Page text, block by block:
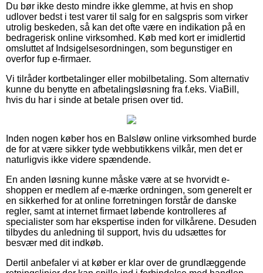
Du bør ikke desto mindre ikke glemme, at hvis en shop
udlover bedst i test varer til salg for en salgspris som virker
utrolig beskeden, så kan det ofte være en indikation på en
bedragerisk online virksomhed. Køb med kort er imidlertid
omsluttet af Indsigelsesordningen, som begunstiger en
overfor fup e-firmaer.
Vi tilråder kortbetalinger eller mobilbetaling. Som alternativ
kunne du benytte en afbetalingsløsning fra f.eks. ViaBill,
hvis du har i sinde at betale prisen over tid.
Inden nogen køber hos en Balsløw online virksomhed burde
de for at være sikker tyde webbutikkens vilkår, men det er
naturligvis ikke videre spændende.
En anden løsning kunne måske være at se hvorvidt e-
shoppen er medlem af e-mærke ordningen, som generelt er
en sikkerhed for at online forretningen forstår de danske
regler, samt at internet firmaet løbende kontrolleres af
specialister som har ekspertise inden for vilkårene. Desuden
tilbydes du anledning til support, hvis du udsættes for
besvær med dit indkøb.
Dertil anbefaler vi at køber er klar over de grundlæggende